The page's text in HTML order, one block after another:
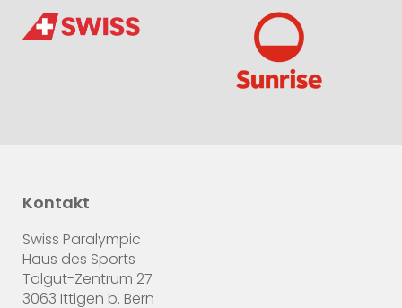
Kontakt
Swiss Paralympic
Haus des Sports
Talgut-Zentrum 27
3063 Ittigen b. Bern